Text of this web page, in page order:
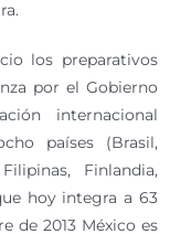
los preparativos
por el Gobierno
internacional
países (Brasil,
Finlandia,
hoy integra a 63
de 2013 México es